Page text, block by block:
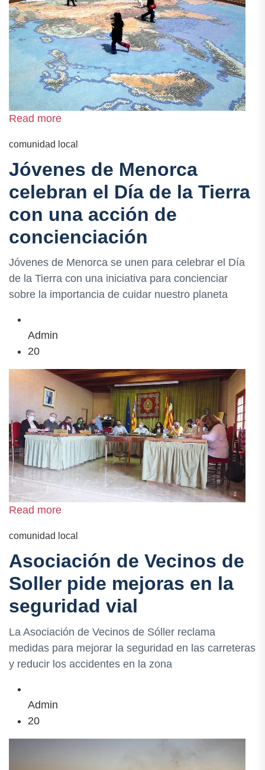
Read more
comunidad local
Jóvenes de Menorca
celebran el Día de la Tierra
con una acción de
concienciación
Jóvenes de Menorca se unen para celebrar el Día
de la Tierra con una iniciativa para concienciar
sobre la importancia de cuidar nuestro planeta
Admin
20
Read more
comunidad local
Asociación de Vecinos de
Soller pide mejoras en la
seguridad vial
La Asociación de Vecinos de Sóller reclama
medidas para mejorar la seguridad en las carreteras
y reducir los accidentes en la zona
Admin
20